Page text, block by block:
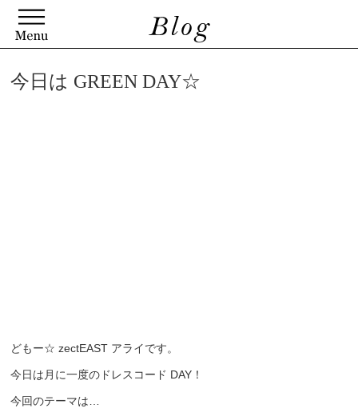
今日は GREEN DAY☆
どもー☆ zectEAST アライです。
今日は月に一度のドレスコード DAY！
今回のテーマは…